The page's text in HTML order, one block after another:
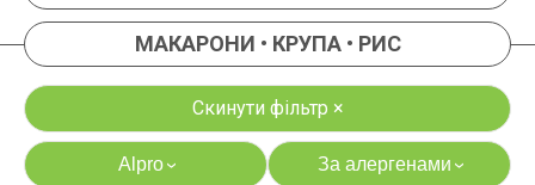
МАКАРОНИ • КРУПА • РИС
Скинути фільтр ×
Alpro› За алергенами›